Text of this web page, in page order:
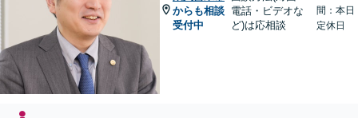
からも相談
受付中
電話・ビデオな
ど)は応相談
間：本日
定休日